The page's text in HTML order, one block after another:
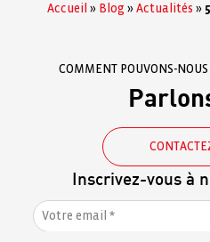
Accueil » Blog » Actualités »
COMMENT POUVONS-
Inscrivez-vous à